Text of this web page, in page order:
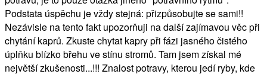
Podstata úspěchu je vždy stejná: přizpůsobujte se sami!!
Nezávisle na tento fakt upozorňuji na další zajímavou věc při
chytání kaprů. Zkuste chytat kapry při fázi jasného čistého
úplňku blízko břehu ve stínu stromů. Tam jsem získal mé
největší zkušenosti...!!! Znalost potravy, kterou jedí ryby, kde